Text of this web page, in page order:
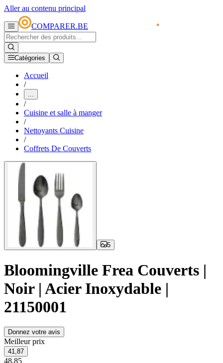
Aller au contenu principal
COMPARER.BE
Catégories
Accueil
/
...
/
Cuisine et salle à manger
/
Nettoyants Cuisine
/
Coffrets De Couverts
5
Bloomingville Frea Couverts |
Noir | Acier Inoxydable |
21150001
Donnez votre avis
Meilleur prix
41,87
48,85